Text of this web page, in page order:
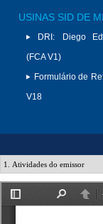
USINAS SID DE
DRI:
Diego
(FCA V1)
Formulário de
V18